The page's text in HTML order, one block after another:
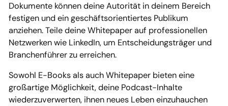
Dokumente können deine Autorität in deinem Bereich
festigen und ein geschäftsorientiertes Publikum
anziehen. Teile deine Whitepaper auf professionellen
Netzwerken wie LinkedIn, um Entscheidungsträger und
Branchenführer zu erreichen.
Sowohl E-Books als auch Whitepaper bieten eine
großartige Möglichkeit, deine Podcast-Inhalte
wiederzuverwerten, ihnen neues Leben einzuhauchen